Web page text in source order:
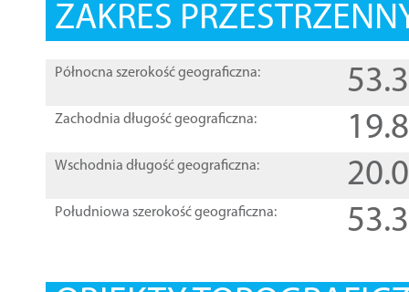
ZAKRES
Północna szerokość geograficzna:
Zachodnia długość geograficzna:
Wschodnia długość geograficzna:
Południowa szerokość geograficzna: